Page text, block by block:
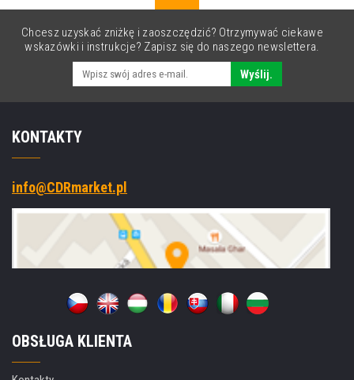
Chcesz uzyskać zniżkę i zaoszczędzić? Otrzymywać ciekawe
wskazówki i instrukcje? Zapisz się do naszego newslettera.
Wyślij.
KONTAKTY
info@CDRmarket.pl
OBSŁUGA KLIENTA